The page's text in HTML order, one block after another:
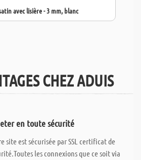
avec lisière - 3 mm, blanc
CHEZ ADUIS
en toute sécurité
site est sécurisée par SSL certificat de
les connexions que ce soit via